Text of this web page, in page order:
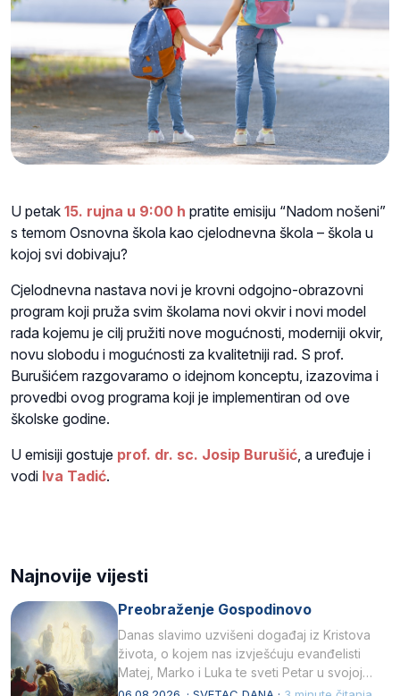
U petak 15. rujna u 9:00 h pratite emisiju “Nadom nošeni”
s temom Osnovna škola kao cjelodnevna škola – škola u
kojoj svi dobivaju?
Cjelodnevna nastava novi je krovni odgojno-obrazovni
program koji pruža svim školama novi okvir i novi model
rada kojemu je cilj pružiti nove mogućnosti, moderniji okvir,
novu slobodu i mogućnosti za kvalitetniji rad. S prof.
Burušićem razgovaramo o idejnom konceptu, izazovima i
provedbi ovog programa koji je implementiran od ove
školske godine.
U emisiji gostuje prof. dr. sc. Josip Burušić, a uređuje i
vodi Iva Tadić.
Najnovije vijesti
Preobraženje Gospodinovo
Danas slavimo uzvišeni događaj iz Kristova
života, o kojem nas izvješćuju evanđelisti
Matej, Marko i Luka te sveti Petar u svojoj
drugoj…